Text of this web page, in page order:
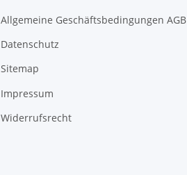
Allgemeine Geschäftsbedingungen AGB
Datenschutz
Sitemap
Impressum
Widerrufsrecht